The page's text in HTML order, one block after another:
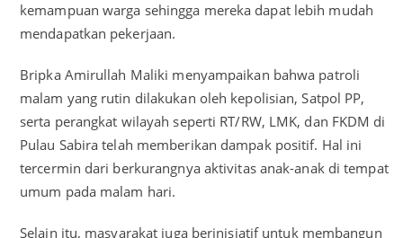
kemampuan warga sehingga mereka dapat lebih mudah
mendapatkan pekerjaan.
Bripka Amirullah Maliki menyampaikan bahwa patroli
malam yang rutin dilakukan oleh kepolisian, Satpol PP,
serta perangkat wilayah seperti RT/RW, LMK, dan FKDM di
Pulau Sabira telah memberikan dampak positif. Hal ini
tercermin dari berkurangnya aktivitas anak-anak di tempat
umum pada malam hari.
Selain itu, masyarakat juga berinisiatif untuk membangun